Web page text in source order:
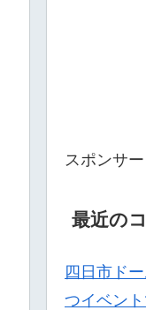
スポンサー
最近の
四日市ド
つイベント